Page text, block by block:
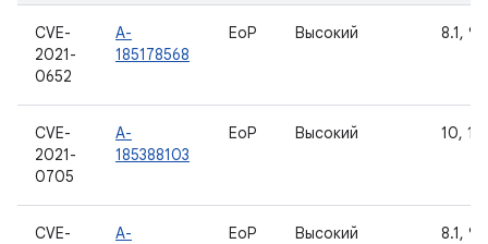
CVE-
2021-
0652
A-
185178568
EoP Высокий 8.1, 9,
CVE-
2021-
0705
A-
185388103
EoP Высокий 10, 11
CVE-
A-
EoP Высокий 8.1, 9,